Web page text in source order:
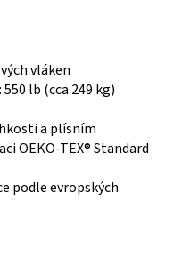
vláken
lb (cca 249 kg)
a plísním
OEKO-TEX® Standard
podle evropských